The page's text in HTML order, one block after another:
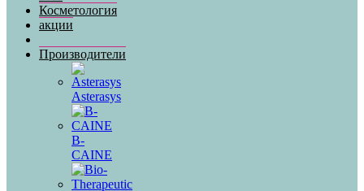
Косметология
акции
Производители
Asterasys
B-
CAINE